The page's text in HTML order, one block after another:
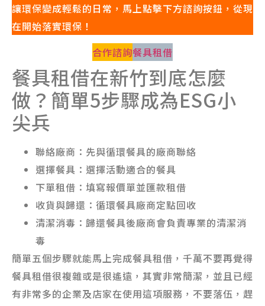
讓環保變成輕鬆的日常，馬上點擊下方諮詢按鈕，從現
在開始落實環保！
合作諮詢餐具租借
餐具租借在新竹到底怎麼
做？簡單5步驟成為ESG小
尖兵
聯絡廠商：先與循環餐具的廠商聯絡
選擇餐具：選擇活動適合的餐具
下單租借：填寫報價單並匯款租借
收貨與歸還：循環餐具廠商定點回收
清潔消毒：歸還餐具後廠商會負責專業的清潔消
毒
簡單五個步驟就能馬上完成餐具租借，千萬不要再覺得
餐具租借很複雜或是很遙遠，其實非常簡潔，並且已經
有非常多的企業及店家在使用這項服務，不要落伍，趕